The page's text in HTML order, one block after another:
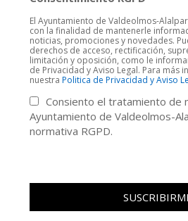
El Ayuntamiento de Valdeolmos-
con la finalidad de mantenerle
noticias, promociones y novedades.
derechos de acceso, rectificación,
limitación y oposición, como le
de Privacidad y Aviso Legal. Para más
nuestra Politica de Privacidad y Aviso
Consiento el tratamiento de
Ayuntamiento de Valdeolmos-
normativa RGPD.